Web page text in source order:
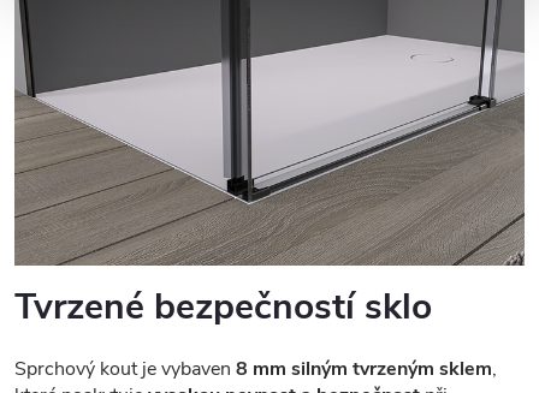
Tvrzené bezpečností sklo
Sprchový kout je vybaven 8 mm silným tvrzeným sklem,